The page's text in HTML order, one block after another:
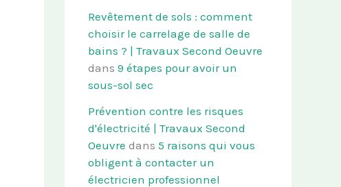
Revêtement de sols : comment
choisir le carrelage de salle de
bains ? | Travaux Second Oeuvre
dans 9 étapes pour avoir un
sous-sol sec
Prévention contre les risques
d'électricité | Travaux Second
Oeuvre dans 5 raisons qui vous
obligent à contacter un
électricien professionnel